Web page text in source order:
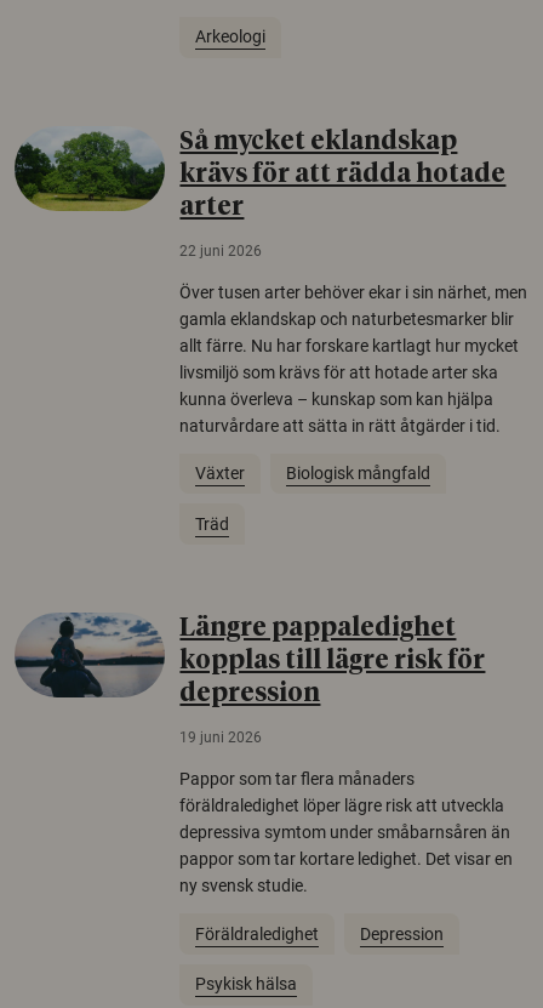
Arkeologi
Så mycket eklandskap
krävs för att rädda hotade
arter
22 juni 2026
Över tusen arter behöver ekar i sin närhet, men
gamla eklandskap och naturbetesmarker blir
allt färre. Nu har forskare kartlagt hur mycket
livsmiljö som krävs för att hotade arter ska
kunna överleva – kunskap som kan hjälpa
naturvårdare att sätta in rätt åtgärder i tid.
Växter Biologisk mångfald
Träd
Längre pappaledighet
kopplas till lägre risk för
depression
19 juni 2026
Pappor som tar flera månaders
föräldraledighet löper lägre risk att utveckla
depressiva symtom under småbarnsåren än
pappor som tar kortare ledighet. Det visar en
ny svensk studie.
Föräldraledighet Depression
Psykisk hälsa